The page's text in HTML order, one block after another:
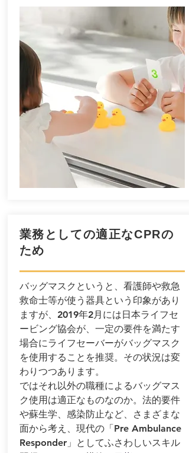
業務としての適正なCPRの
ため
バッグマスクというと、看護師や救急
救命士等が使う器具という印象があり
ますが、2019年2月には日本ライフセ
ービング協会が、一定の要件を満たす
場合にライフセーバーがバッグマスク
を使用することを推奨。その状況は変
わりつつあります。
ではそれ以外の職種によるバッグマス
ク使用は適正なものなのか。法的要件
や蘇生学、感染防止など、さまざまな
面から考え、現代の「Pre Ambulance
Responder」としてふさわしいスキル